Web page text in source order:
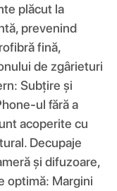
plăcut la
prevenind
fină,
de zgârieturi
Subțire și
ul fără a
acoperite cu
Decupaje
și difuzoare,
optimă: Margini